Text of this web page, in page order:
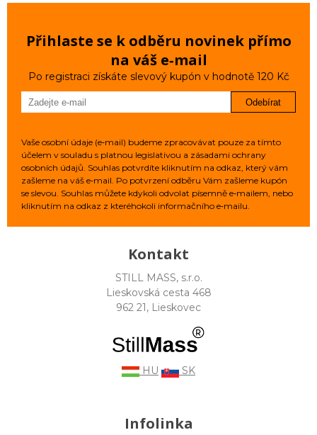
Přihlaste se k odběru novinek přímo
na váš e‑mail
Po registraci získáte slevový kupón v hodnotě 120 Kč
Odebírat
Vaše osobní údaje (e‑mail) budeme zpracovávat pouze za tímto
účelem v souladu s platnou legislativou a zásadami ochrany
osobních údajů. Souhlas potvrdíte kliknutím na odkaz, který vám
zašleme na váš e‑mail. Po potvrzení odběru Vám zašleme kupón
se slevou. Souhlas můžete kdykoli odvolat písemně e‑mailem, nebo
kliknutím na odkaz z kteréhokoli informačního e‑mailu.
Kontakt
STILL MASS, s.r.o.
Lieskovská cesta 468
962 21, Lieskovec
HU SK
Infolinka